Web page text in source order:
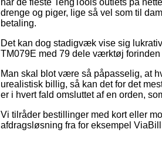
drenge og piger, lige så vel som til
betaling.
Det kan dog stadigvæk vise sig
TM079E med 79 dele værktøj forinden
Man skal blot være så påpasselig, at
urealistisk billig, så kan det for det
er i hvert fald omsluttet af en orden,
Vi tilråder bestillinger med kort eller
afdragsløsning fra for eksempel